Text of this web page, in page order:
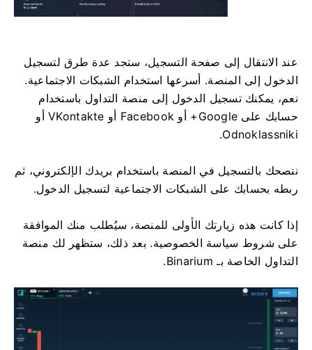
عند الانتقال إلى صفحة التسجيل، ستجد عدة طرق لتسجيل
الدخول إلى المنصة. أسرعها استخدام الشبكات الاجتماعية.
نعم، يمكنك تسجيل الدخول إلى منصة التداول باستخدام
حسابك على Google+ أو Facebook أو VKontakte أو
Odnoklassniki.
ننصحك بالتسجيل في المنصة باستخدام بريدك الإلكتروني، ثم
ربطه بحسابك على الشبكات الاجتماعية لتسجيل الدخول.
إذا كانت هذه زيارتك الأولى للمنصة، سيُطلب منك الموافقة
على شروط سياسة الخصوصية. بعد ذلك، ستظهر لك منصة
التداول الخاصة بـ Binarium.